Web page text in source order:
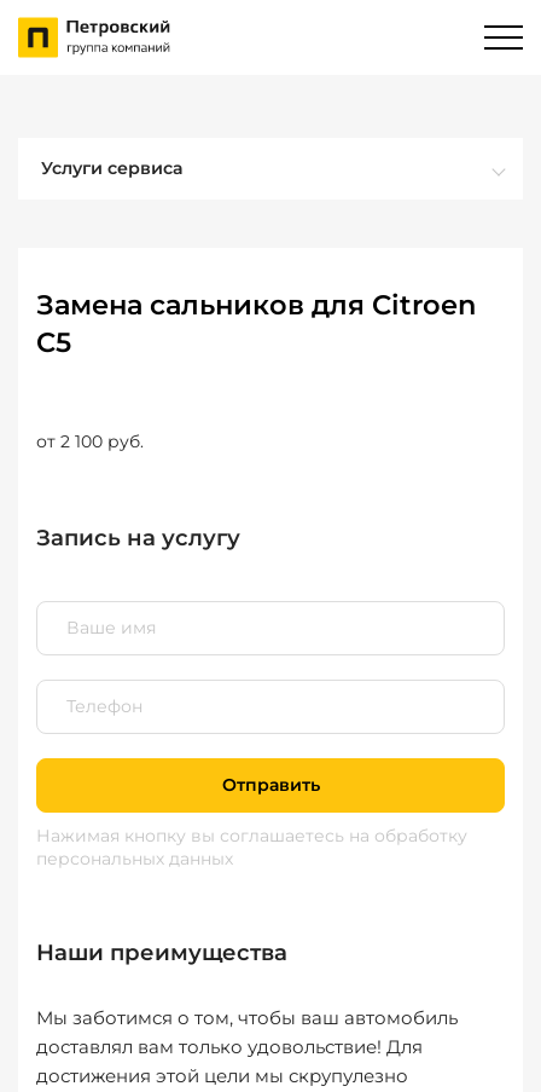
Услуги сервиса
Замена сальников для Citroen
C5
от 2 100 руб.
Запись на услугу
Отправить
Нажимая кнопку вы соглашаетесь на обработку
персональных данных
Наши преимущества
Мы заботимся о том, чтобы ваш автомобиль
доставлял вам только удовольствие! Для
достижения этой цели мы скрупулезно